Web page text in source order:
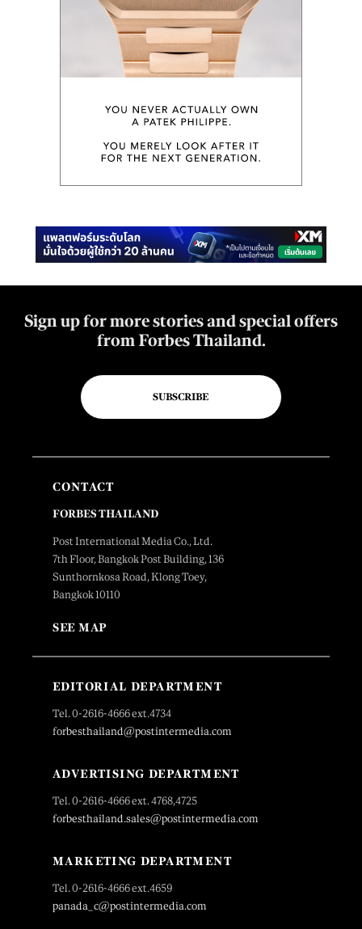
Sign up for more stories and special offers
from Forbes Thailand.
SUBSCRIBE
CONTACT
FORBES THAILAND
Post International Media Co., Ltd.
7th Floor, Bangkok Post Building, 136
Sunthornkosa Road, Klong Toey,
Bangkok 10110
SEE MAP
EDITORIAL DEPARTMENT
Tel. 0-2616-4666 ext.4734
forbesthailand@postintermedia.com
ADVERTISING DEPARTMENT
Tel. 0-2616-4666 ext. 4768,4725
forbesthailand.sales@postintermedia.com
MARKETING DEPARTMENT
Tel. 0-2616-4666 ext.4659
panada_c@postintermedia.com